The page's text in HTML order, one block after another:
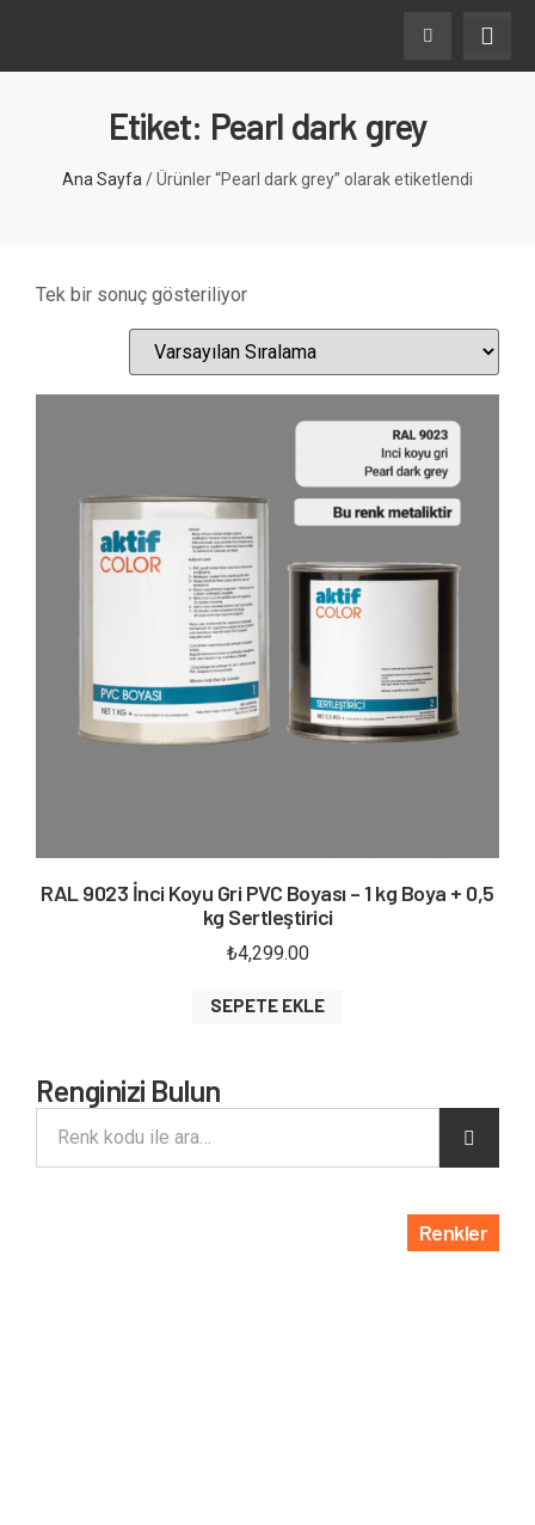
Etiket: Pearl dark grey
Ana Sayfa / Ürünler “Pearl dark grey” olarak etiketlendi
Tek bir sonuç gösteriliyor
RAL 9023 İnci Koyu Gri PVC Boyası – 1 kg Boya + 0,5
kg Sertleştirici
₺4,299.00
SEPETE EKLE
Renginizi Bulun
Renkler